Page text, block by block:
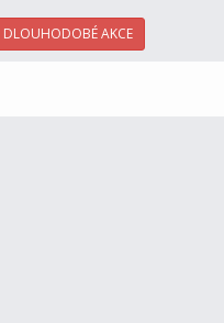
DLOUHODOBÉ AKCE